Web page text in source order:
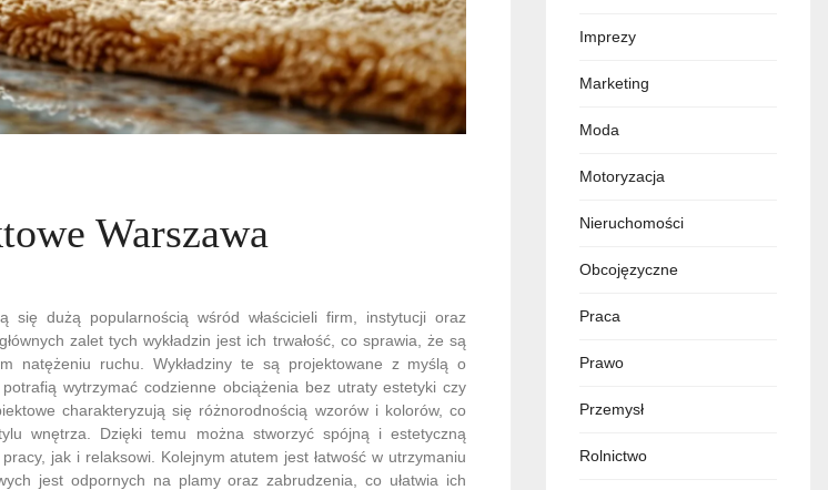
Warszawa
się dużą popularnością wśród właścicieli firm, instytucji oraz
zalet tych wykładzin jest ich trwałość, co sprawia, że są
natężeniu ruchu. Wykładziny te są projektowane z myślą o
wytrzymać codzienne obciążenia bez utraty estetyki czy
charakteryzują się różnorodnością wzorów i kolorów, co
wnętrza. Dzięki temu można stworzyć spójną i estetyczną
jak i relaksowi. Kolejnym atutem jest łatwość w utrzymaniu
jest odpornych na plamy oraz zabrudzenia, co ułatwia ich
Imprezy
Marketing
Moda
Motoryzacja
Nieruchomości
Obcojęzyczne
Praca
Prawo
Przemysł
Rolnictwo